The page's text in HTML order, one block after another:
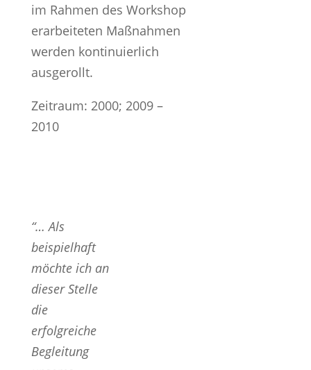
im Rahmen des Workshop
erarbeiteten Maßnahmen
werden kontinuierlich
ausgerollt.
Zeitraum: 2000; 2009 –
2010
“… Als
beispielhaft
möchte ich an
dieser Stelle
die
erfolgreiche
Begleitung